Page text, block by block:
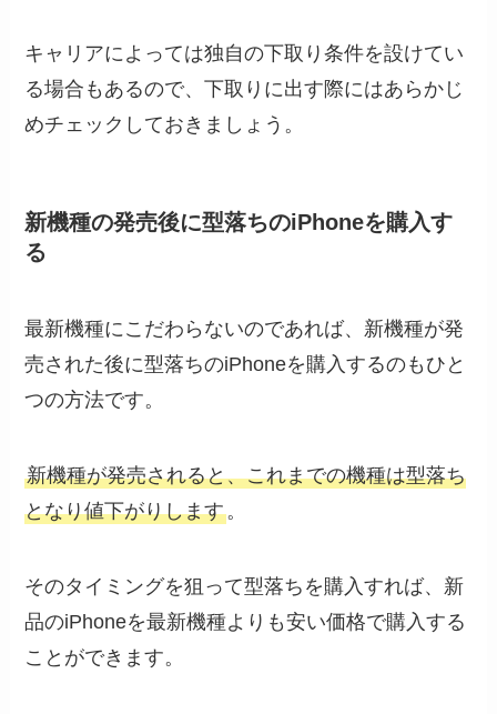
キャリアによっては独自の下取り条件を設けてい
る場合もあるので、下取りに出す際にはあらかじ
めチェックしておきましょう。
新機種の発売後に型落ちのiPhoneを購入す
る
最新機種にこだわらないのであれば、新機種が発
売された後に型落ちのiPhoneを購入するのもひと
つの方法です。
新機種が発売されると、これまでの機種は型落ち
となり値下がりします。
そのタイミングを狙って型落ちを購入すれば、新
品のiPhoneを最新機種よりも安い価格で購入する
ことができます。